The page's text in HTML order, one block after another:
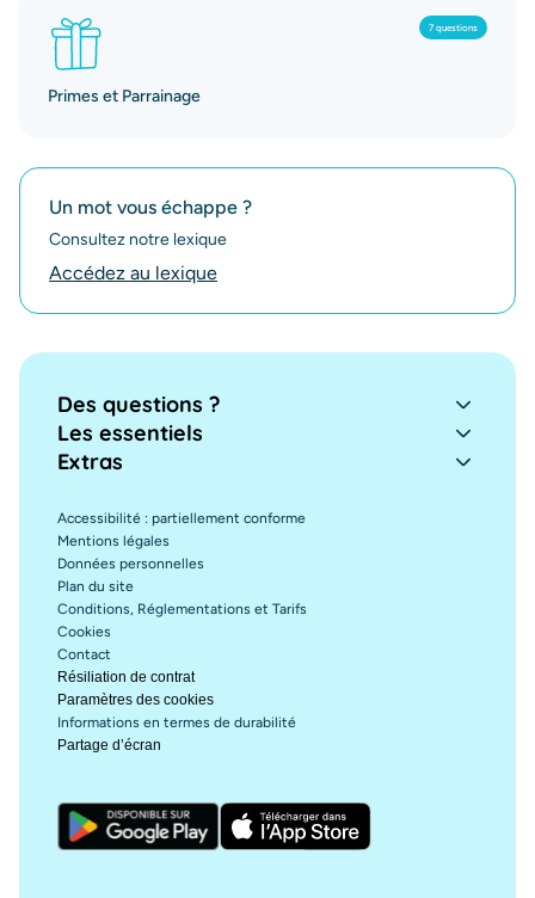
7 questions
Primes et Parrainage
Un mot vous échappe ?
Consultez notre lexique
Accédez au lexique
Des questions ?
Les essentiels
Extras
Accessibilité : partiellement conforme
Mentions légales
Données personnelles
Plan du site
Conditions, Réglementations et Tarifs
Cookies
Contact
Résiliation de contrat
Paramètres des cookies
Informations en termes de durabilité
Partage d’écran